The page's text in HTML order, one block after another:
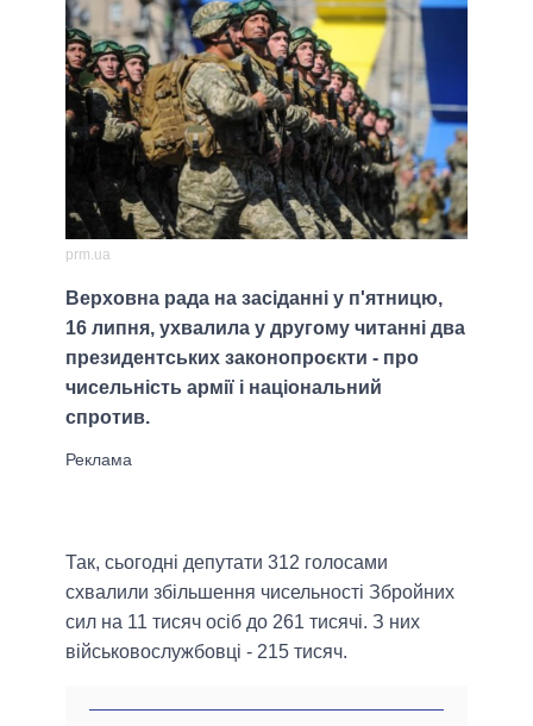
prm.ua
Верховна рада на засіданні у п'ятницю,
16 липня, ухвалила у другому читанні два
президентських законопроєкти - про
чисельність армії і національний
спротив.
Так, сьогодні депутати 312 голосами
схвалили збільшення чисельності Збройних
сил на 11 тисяч осіб до 261 тисячі. З них
військовослужбовці - 215 тисяч.